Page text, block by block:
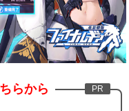
らから